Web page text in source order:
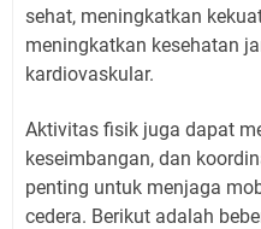
sehat, meningkatkan
meningkatkan kesehatan
kardiovaskular.
Aktivitas fisik juga dapat
keseimbangan, dan
penting untuk menjaga
cedera. Berikut adalah